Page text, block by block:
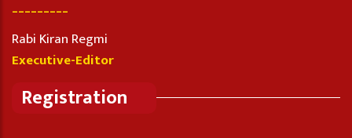
Rabi Kiran Regmi
Executive-Editor
Registration